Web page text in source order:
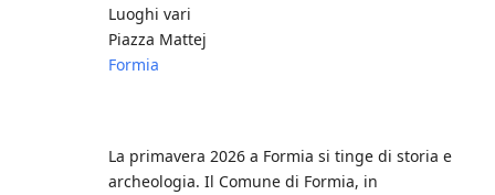
Luoghi vari
Piazza Mattej
Formia
La primavera 2026 a Formia si tinge di storia e
archeologia. Il Comune di Formia, in